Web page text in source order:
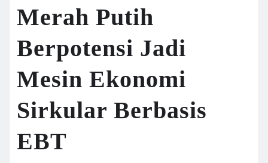
Merah Putih
Berpotensi Jadi
Mesin Ekonomi
Sirkular Berbasis
EBT